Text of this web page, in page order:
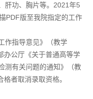
肝功、胸片等。2021年5
PDF版至我院指定的工作
作指导意见》（教学
办公厅《关于普通高等学
测有关问题的通知》（教
者取消录取资格。